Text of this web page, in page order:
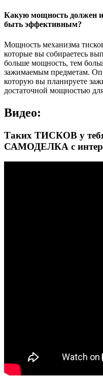
Какую мощность должен
быть эффективным?
Мощность механизма
которые вы собираетесь
больше мощность, тем
зажимаемым предметам.
которую вы планируете
достаточной мощностью
Видео:
Таких ТИСКОВ у
САМОДЕЛКА с